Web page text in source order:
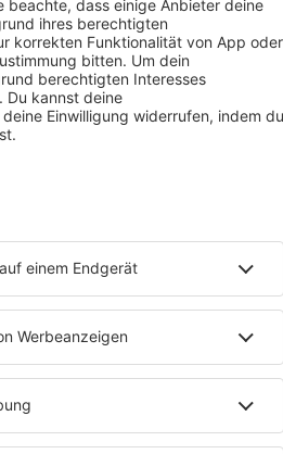
ja nichts mehr schief gehen!
kümmern.
den Podcast„Mit den Waffeln
an das ein oder andere
ganz einfach nachhören: